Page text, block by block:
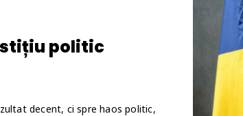
politic
decent, ci spre haos politic,